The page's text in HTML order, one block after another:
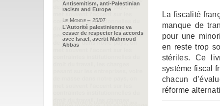
La fiscalité
manque de
pour une
en reste trop
stériles. Ce
système fiscal
chacun
réforme
Antisemitism, anti-Palestinian
racism and Europe
Le Monde – 25/07
L’Autorité palestinienne va
cesser de respecter les accords
avec Israël, avertit Mahmoud
Abbas